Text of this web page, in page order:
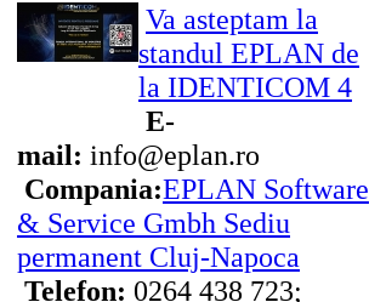
Va asteptam la
standul EPLAN de
la IDENTICOM 4
E-
mail: info@eplan.ro
Compania:EPLAN Software
& Service Gmbh Sediu
permanent Cluj-Napoca
Telefon: 0264 438 723;